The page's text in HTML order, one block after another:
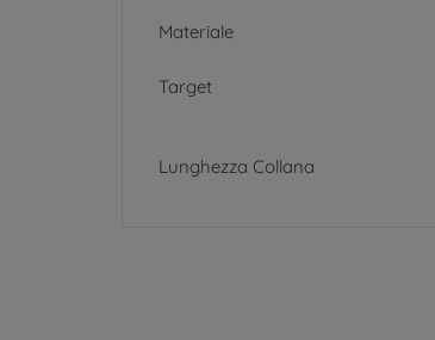
Materiale
Target
Lunghezza Collana